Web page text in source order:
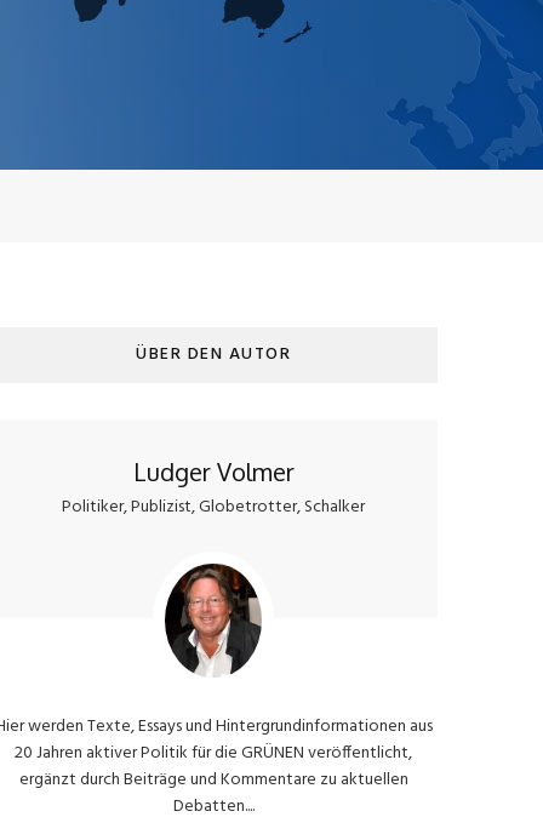
ÜBER DEN AUTOR
Ludger Volmer
Politiker, Publizist, Globetrotter, Schalker
werden Texte, Essays und Hintergrundinformationen aus
20 Jahren aktiver Politik für die GRÜNEN veröffentlicht,
ergänzt durch Beiträge und Kommentare zu aktuellen
Debatten....